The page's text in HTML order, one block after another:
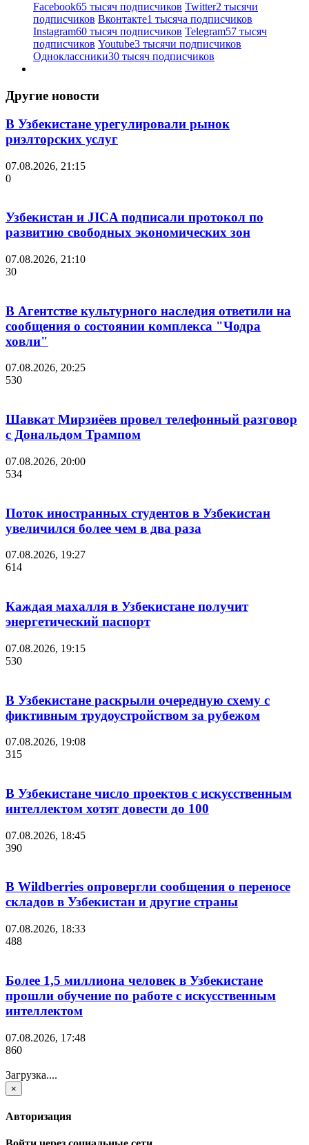
Facebook65 тысяч подписчиков Twitter2 тысячи
подписчиков Вконтакте1 тысяча подписчиков
Instagram60 тысяч подписчиков Telegram57 тысяч
подписчиков Youtube3 тысячи подписчиков
Одноклассники30 тысяч подписчиков
Другие новости
В Узбекистане урегулировали рынок
риэлторских услуг
07.08.2026, 21:15
0
Узбекистан и JICA подписали протокол по
развитию свободных экономических зон
07.08.2026, 21:10
30
В Агентстве культурного наследия ответили на
сообщения о состоянии комплекса "Чодра
ховли"
07.08.2026, 20:25
530
Шавкат Мирзиёев провел телефонный разговор
с Дональдом Трампом
07.08.2026, 20:00
534
Поток иностранных студентов в Узбекистан
увеличился более чем в два раза
07.08.2026, 19:27
614
Каждая махалля в Узбекистане получит
энергетический паспорт
07.08.2026, 19:15
530
В Узбекистане раскрыли очередную схему с
фиктивным трудоустройством за рубежом
07.08.2026, 19:08
315
В Узбекистане число проектов с искусственным
интеллектом хотят довести до 100
07.08.2026, 18:45
390
В Wildberries опровергли сообщения о переносе
складов в Узбекистан и другие страны
07.08.2026, 18:33
488
Более 1,5 миллиона человек в Узбекистане
прошли обучение по работе с искусственным
интеллектом
07.08.2026, 17:48
860
Загрузка....
×
Авторизация